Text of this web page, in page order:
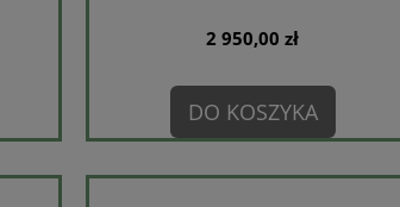
2 950,00 zł
DO KOSZYKA